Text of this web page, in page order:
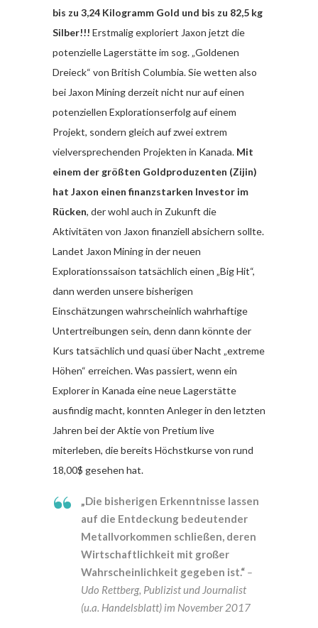
bis zu 3,24 Kilogramm Gold und bis zu 82,5 kg
Silber!!! Erstmalig exploriert Jaxon jetzt die
potenzielle Lagerstätte im sog. „Goldenen
Dreieck“ von British Columbia. Sie wetten also
bei Jaxon Mining derzeit nicht nur auf einen
potenziellen Explorationserfolg auf einem
Projekt, sondern gleich auf zwei extrem
vielversprechenden Projekten in Kanada. Mit
einem der größten Goldproduzenten (Zijin)
hat Jaxon einen finanzstarken Investor im
Rücken, der wohl auch in Zukunft die
Aktivitäten von Jaxon finanziell absichern sollte.
Landet Jaxon Mining in der neuen
Explorationssaison tatsächlich einen „Big Hit“,
dann werden unsere bisherigen
Einschätzungen wahrscheinlich wahrhaftige
Untertreibungen sein, denn dann könnte der
Kurs tatsächlich und quasi über Nacht „extreme
Höhen“ erreichen. Was passiert, wenn ein
Explorer in Kanada eine neue Lagerstätte
ausfindig macht, konnten Anleger in den letzten
Jahren bei der Aktie von Pretium live
miterleben, die bereits Höchstkurse von rund
18,00$ gesehen hat.
„Die bisherigen Erkenntnisse lassen
auf die Entdeckung bedeutender
Metallvorkommen schließen, deren
Wirtschaftlichkeit mit großer
Wahrscheinlichkeit gegeben ist.“ –
Udo Rettberg, Publizist und Journalist
(u.a. Handelsblatt) im November 2017